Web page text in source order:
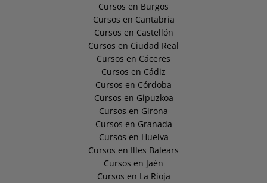
Cursos en Burgos
Cursos en Cantabria
Cursos en Castellón
Cursos en Ciudad Real
Cursos en Cáceres
Cursos en Cádiz
Cursos en Córdoba
Cursos en Gipuzkoa
Cursos en Girona
Cursos en Granada
Cursos en Huelva
Cursos en Illes Balears
Cursos en Jaén
Cursos en La Rioja